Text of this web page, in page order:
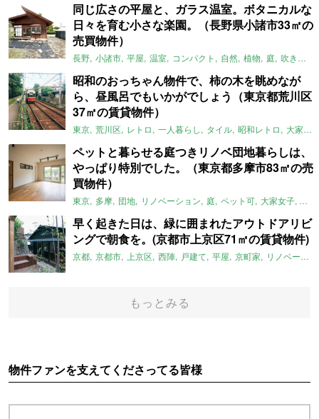
同じ広さの平屋と、ガラス温室。ボタニカルな
日々を育む小さな楽園。（長野県小諸市33㎡の
売買物件）
長野 小諸市 平屋 温室 コンパクト 自然 植物 庭 吹き抜け
昭和のおっちゃん物件で、柿の木を眺めなが
ら、昼風呂でもいかがでしょう（東京都荒川区
37㎡の賃貸物件）
東京 荒川区 レトロ 一人暮らし タイル 昭和レトロ 大家女子
ペットと暮らせる庭つきリノベ団地暮らしは、
やっぱり特別でした。（東京都多摩市83㎡の売
買物件）
東京 多摩 団地 リノベーション 庭 ペット可 大家女子 団
早く起きた日は、緑に囲まれたアウトドアリビ
ングで朝食を。(京都市上京区71㎡の賃貸物件)
京都 京都市 上京区 西陣 戸建て 平屋 京町家 リノベーション
もっとみる
物件ファンを支えてくださってる皆様